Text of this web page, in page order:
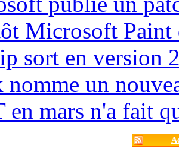
Microsoft Paint
sort en version
un
en mars n'a fait